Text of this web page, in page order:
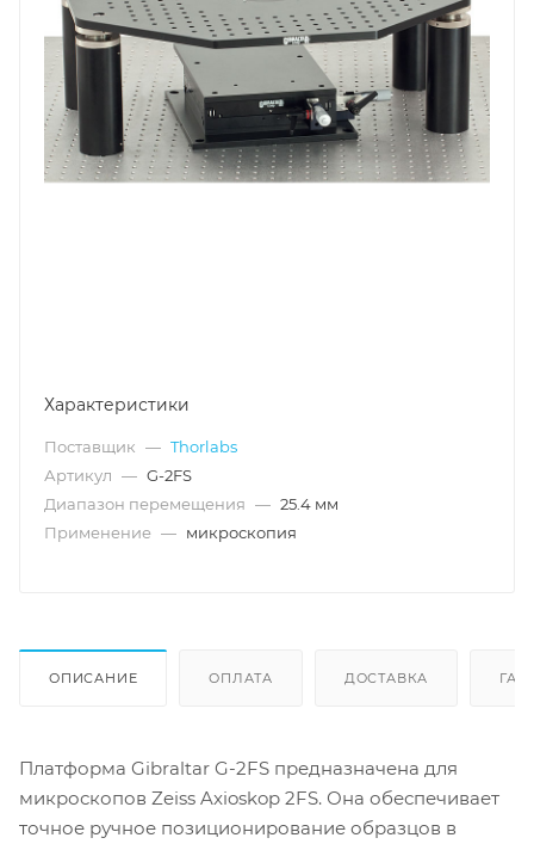
Характеристики
Поставщик — Thorlabs
Артикул — G-2FS
Диапазон перемещения — 25.4 мм
Применение — микроскопия
ОПИСАНИЕ ОПЛАТА ДОСТАВКА
Платформа Gibraltar G-2FS предназначена для
микроскопов Zeiss Axioskop 2FS. Она обеспечивает
точное ручное позиционирование образцов в